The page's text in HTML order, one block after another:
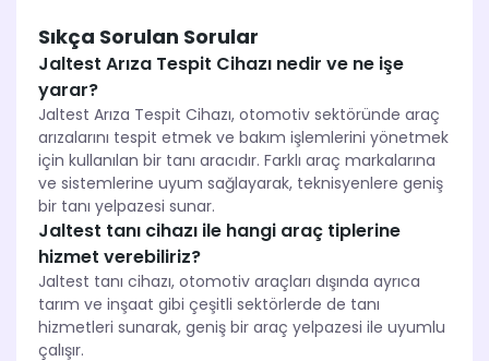
Sıkça Sorulan Sorular
Jaltest Arıza Tespit Cihazı nedir ve ne işe
yarar?
Jaltest Arıza Tespit Cihazı, otomotiv sektöründe araç
arızalarını tespit etmek ve bakım işlemlerini yönetmek
için kullanılan bir tanı aracıdır. Farklı araç markalarına
ve sistemlerine uyum sağlayarak, teknisyenlere geniş
bir tanı yelpazesi sunar.
Jaltest tanı cihazı ile hangi araç tiplerine
hizmet verebiliriz?
Jaltest tanı cihazı, otomotiv araçları dışında ayrıca
tarım ve inşaat gibi çeşitli sektörlerde de tanı
hizmetleri sunarak, geniş bir araç yelpazesi ile uyumlu
çalışır.